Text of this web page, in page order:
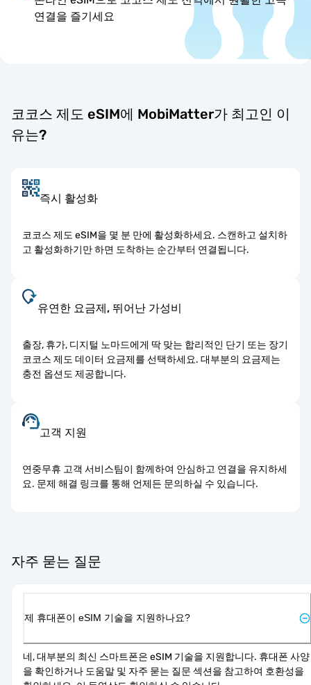
연결을 즐기세요
코코스 제도 eSIM에 MobiMatter가 최고인 이
유는?
즉시 활성화
코코스 제도 eSIM을 몇 분 만에 활성화하세요. 스캔하고 설치하
고 활성화하기만 하면 도착하는 순간부터 연결됩니다.
유연한 요금제, 뛰어난 가성비
출장, 휴가, 디지털 노마드에게 딱 맞는 합리적인 단기 또는 장기
코코스 제도 데이터 요금제를 선택하세요. 대부분의 요금제는
충전 옵션도 제공합니다.
고객 지원
연중무휴 고객 서비스팀이 함께하여 안심하고 연결을 유지하세
요. 문제 해결 링크를 통해 언제든 문의하실 수 있습니다.
자주 묻는 질문
제 휴대폰이 eSIM 기술을 지원하나요?
네, 대부분의 최신 스마트폰은 eSIM 기술을 지원합니다. 휴대폰 사양
을 확인하거나 도움말 및 자주 묻는 질문 섹션을 참고하여 호환성을